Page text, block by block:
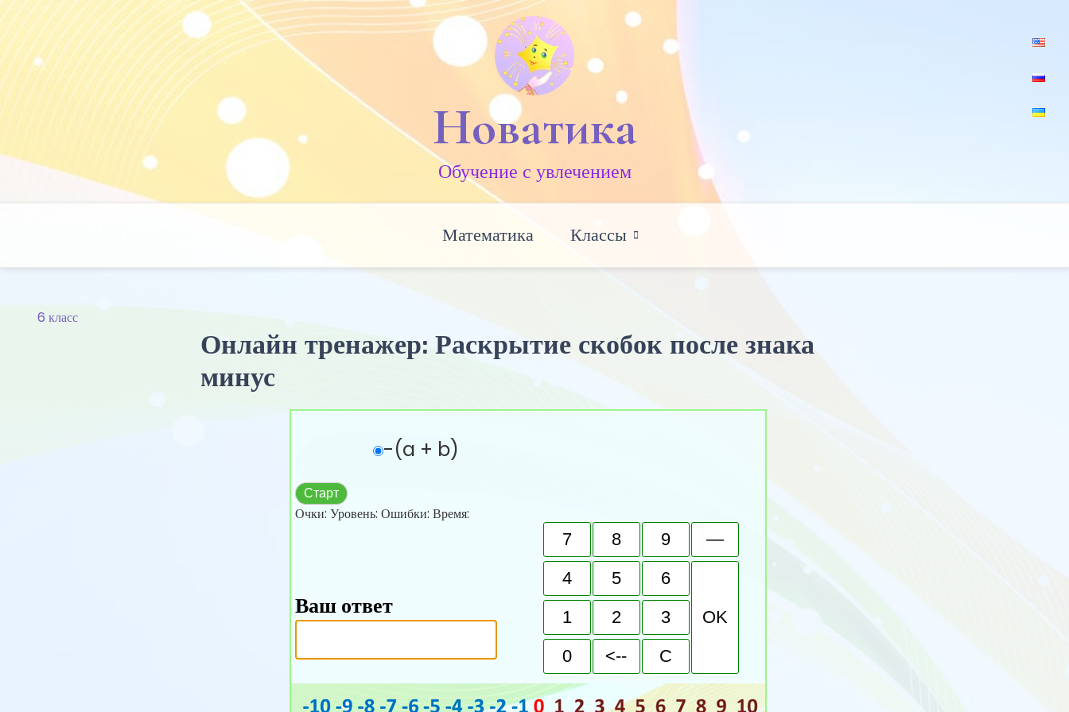
Skip
to
content
Новатика
Обучение c увлечением
Математика Классы
6 класс
Онлайн тренажер: Раскрытие скобок после знака
минус
-(a + b)
Старт
Очки: Уровень: Ошибки: Время:
Ваш ответ